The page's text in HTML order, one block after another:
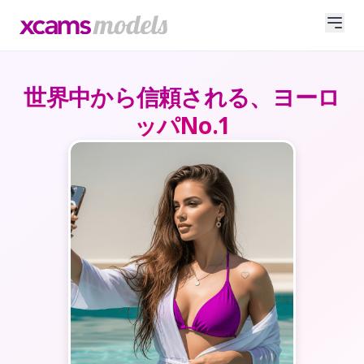
世界中から信頼される、ヨーロ
ッパNo.1